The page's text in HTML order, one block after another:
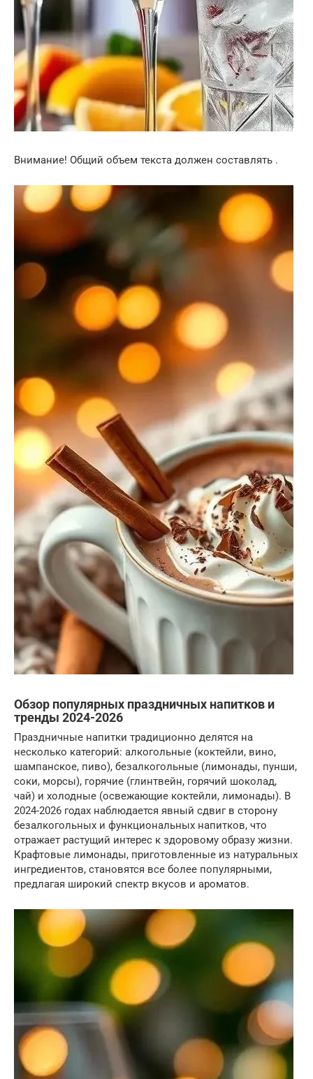
Внимание! Общий объем текста должен составлять .
Обзор популярных праздничных напитков и
тренды 2024-2026
Праздничные напитки традиционно делятся на
несколько категорий: алкогольные (коктейли, вино,
шампанское, пиво), безалкогольные (лимонады, пунши,
соки, морсы), горячие (глинтвейн, горячий шоколад,
чай) и холодные (освежающие коктейли, лимонады). В
2024-2026 годах наблюдается явный сдвиг в сторону
безалкогольных и функциональных напитков, что
отражает растущий интерес к здоровому образу жизни.
Крафтовые лимонады, приготовленные из натуральных
ингредиентов, становятся все более популярными,
предлагая широкий спектр вкусов и ароматов.